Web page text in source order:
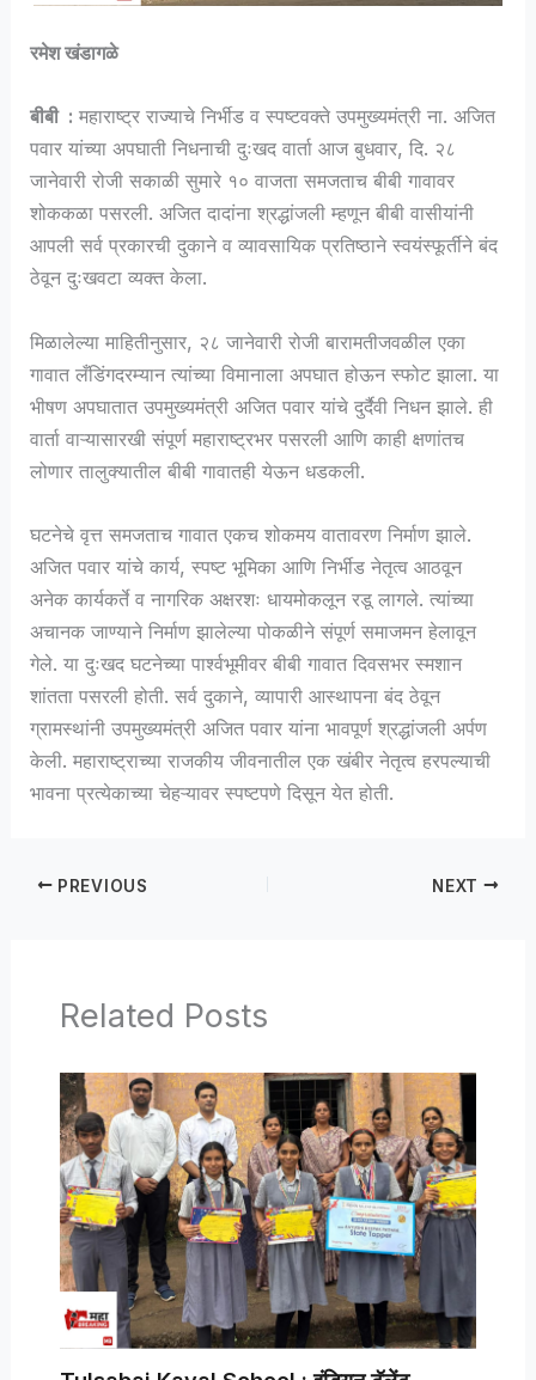
रमेश खंडागळे
बीबी : महाराष्ट्र राज्याचे निर्भीड व स्पष्टवक्ते उपमुख्यमंत्री ना. अजित
पवार यांच्या अपघाती निधनाची दुःखद वार्ता आज बुधवार, दि. २८
जानेवारी रोजी सकाळी सुमारे १० वाजता समजताच बीबी गावावर
शोककळा पसरली. अजित दादांना श्रद्धांजली म्हणून बीबी वासीयांनी
आपली सर्व प्रकारची दुकाने व व्यावसायिक प्रतिष्ठाने स्वयंस्फूर्तीने बंद
ठेवून दुःखवटा व्यक्त केला.
मिळालेल्या माहितीनुसार, २८ जानेवारी रोजी बारामतीजवळील एका
गावात लँडिंगदरम्यान त्यांच्या विमानाला अपघात होऊन स्फोट झाला. या
भीषण अपघातात उपमुख्यमंत्री अजित पवार यांचे दुर्दैवी निधन झाले. ही
वार्ता वाऱ्यासारखी संपूर्ण महाराष्ट्रभर पसरली आणि काही क्षणांतच
लोणार तालुक्यातील बीबी गावातही येऊन धडकली.
घटनेचे वृत्त समजताच गावात एकच शोकमय वातावरण निर्माण झाले.
अजित पवार यांचे कार्य, स्पष्ट भूमिका आणि निर्भीड नेतृत्व आठवून
अनेक कार्यकर्ते व नागरिक अक्षरशः धायमोकलून रडू लागले. त्यांच्या
अचानक जाण्याने निर्माण झालेल्या पोकळीने संपूर्ण समाजमन हेलावून
गेले. या दुःखद घटनेच्या पार्श्वभूमीवर बीबी गावात दिवसभर स्मशान
शांतता पसरली होती. सर्व दुकाने, व्यापारी आस्थापना बंद ठेवून
ग्रामस्थांनी उपमुख्यमंत्री अजित पवार यांना भावपूर्ण श्रद्धांजली अर्पण
केली. महाराष्ट्राच्या राजकीय जीवनातील एक खंबीर नेतृत्व हरपल्याची
भावना प्रत्येकाच्या चेहऱ्यावर स्पष्टपणे दिसून येत होती.
PREVIOUS NEXT
Related Posts